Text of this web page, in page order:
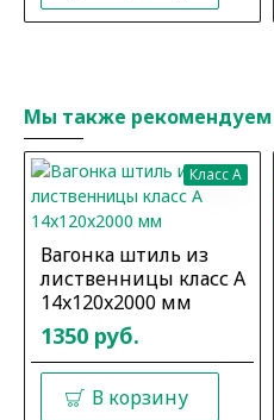
Мы также рекомендуем
Класс A
Вагонка штиль из
лиственницы класс А
14x120x2000 мм
1350 руб.
В корзину